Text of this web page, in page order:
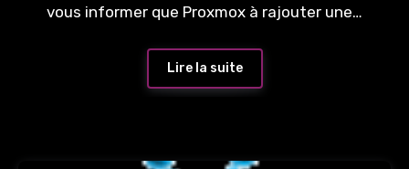
vous informer que Proxmox à rajouter une…
Lire la suite